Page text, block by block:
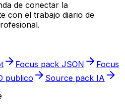
de conectar la
con el trabajo diario de
Focus pack JSON
Focus
publico
Source pack IA